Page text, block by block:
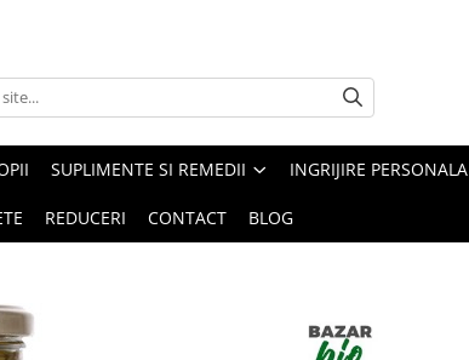
SUPLIMENTE SI REMEDII INGRIJIRE PERSONALA
REDUCERI CONTACT BLOG